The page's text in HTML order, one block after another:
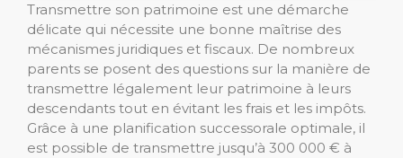
Transmettre son patrimoine est une démarche
délicate qui nécessite une bonne maîtrise des
mécanismes juridiques et fiscaux. De nombreux
parents se posent des questions sur la manière de
transmettre légalement leur patrimoine à leurs
descendants tout en évitant les frais et les impôts.
Grâce à une planification successorale optimale, il
est possible de transmettre jusqu’à 300 000 € à